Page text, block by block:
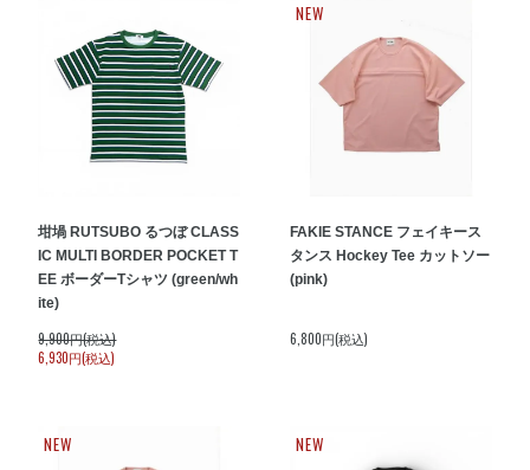
坩堝 RUTSUBO るつぼ CLASS
IC MULTI BORDER POCKET T
EE ボーダーTシャツ (green/wh
ite)
9,900円(税込)
6,930円(税込)
NEW
FAKIE STANCE フェイキース
タンス Hockey Tee カットソー
(pink)
6,800円(税込)
NEW NEW